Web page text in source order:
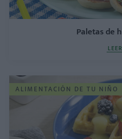
Paletas de
LEER
ALIMENTACIÓN DE TU NIÑO